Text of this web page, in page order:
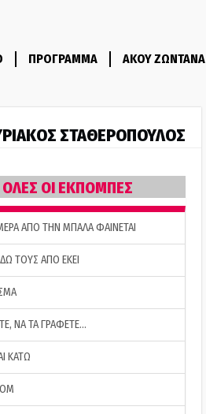
ΠΡΟΓΡΑΜΜΑ ΑΚΟΥ ΖΩΝΤΑΝΑ
ΣΤΑΘΕΡΟΠΟΥΛΟΣ
ΟΛΕΣ ΟΙ ΕΚΠΟΜΠΕΣ
ΑΠΟ ΤΗΝ ΜΠΑΛΑ ΦΑΙΝΕΤΑΙ
ΤΟΥΣ ΑΠΟ ΕΚΕΙ
ΝΑ ΤΑ ΓΡΑΦΕΤΕ…
ΚΑΤΩ